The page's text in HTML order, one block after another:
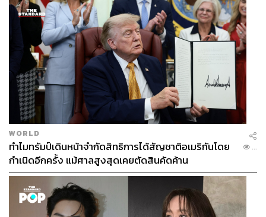
WORLD
ทำไมทรัมป์เดินหน้าจำกัดสิทธิการได้สัญชาติอเมริกันโดย
กำเนิดอีกครั้ง แม้ศาลสูงสุดเคยตัดสินคัดค้าน
...